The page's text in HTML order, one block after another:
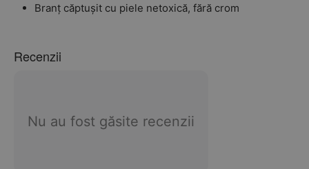
Branț căptușit cu piele netoxică, fără crom
Recenzii
Nu au fost găsite recenzii